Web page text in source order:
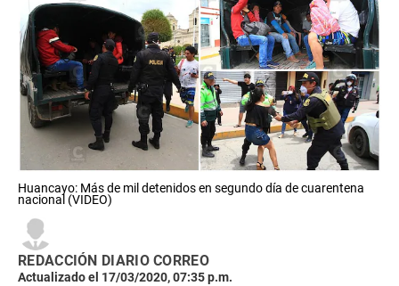
Huancayo: Más de mil detenidos en segundo día de cuarentena
nacional (VIDEO)
REDACCIÓN DIARIO CORREO
Actualizado el 17/03/2020, 07:35 p.m.